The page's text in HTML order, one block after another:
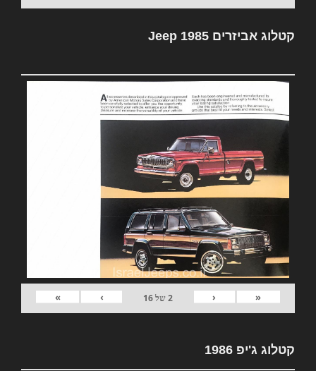
קטלוג אביזרים Jeep 1985
«
‹
2של16
›
»
קטלוג ג'יפ 1986